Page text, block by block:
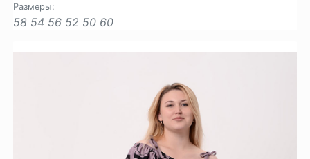
Размеры:
58 54 56 52 50 60